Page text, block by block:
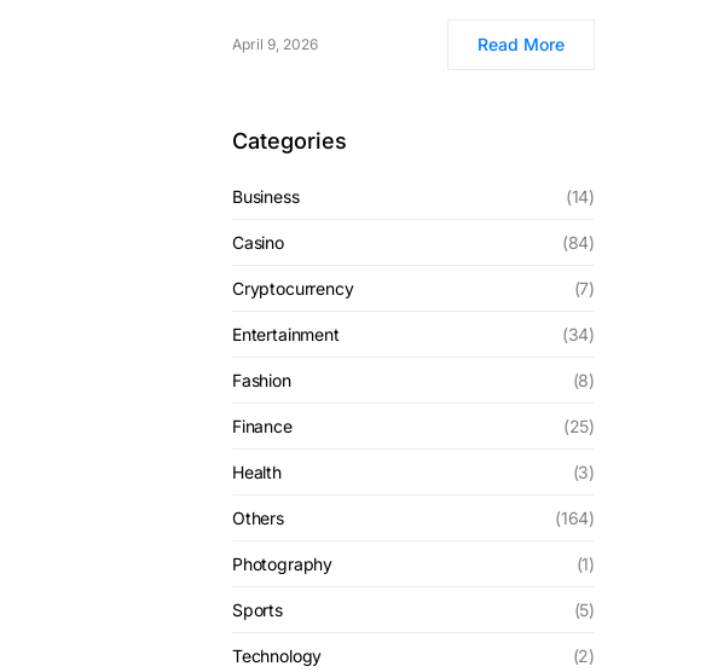
April 9, 2026 Read More
Categories
Business (14)
Casino (84)
Cryptocurrency (7)
Entertainment (34)
Fashion (8)
Finance (25)
Health (3)
Others (164)
Photography (1)
Sports (5)
Technology (2)